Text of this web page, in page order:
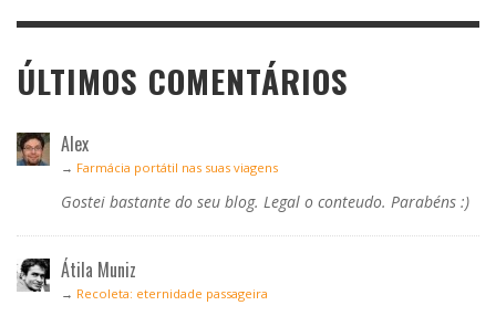
ÚLTIMOS COMENTÁRIOS
Alex
→ Farmácia portátil nas suas viagens
Gostei bastante do seu blog. Legal o conteudo. Parabéns :)
Átila Muniz
→ Recoleta: eternidade passageira